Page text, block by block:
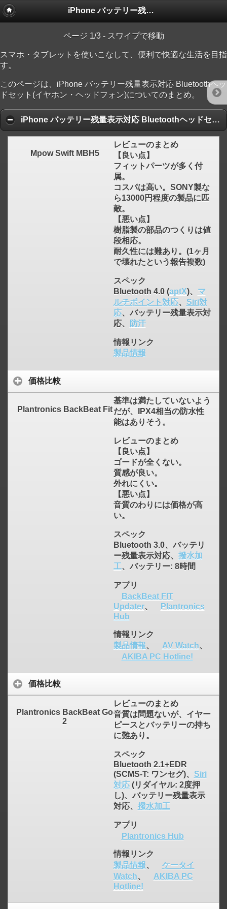
iPhone バッテリー残量表示対応 Bluetoothヘッドセット(イヤホン・ヘッドフォン)
ページ 1/3 - スワイプで移動
スマホ・タブレットを使いこなして、便利で快適な生活を目指
す。
このページは、iPhone バッテリー残量表示対応 Bluetoothヘッ
ドセット(イヤホン・ヘッドフォン)についてのまとめ。
iPhone バッテリー残量表示対応 Bluetoothヘッドセット(イヤホン・ヘッドフォン) 人気ランキング順
Mpow Swift MBH5
レビューのまとめ
【良い点】
フィットパーツが多く付
属。
コスパは高い。SONY製な
ら13000円程度の製品に匹
敵。
【悪い点】
樹脂製の部品のつくりは値
段相応。
耐久性には難あり。(1ヶ月
で壊れたという報告複数)
スペック
Bluetooth 4.0 (aptX)、 マ
ルチポイント対応、 Siri対
応、バッテリー残量表示対
応、
防汗
情報リンク
製品情報
価格比較
Plantronics BackBeat Fit
基準は満たしていないよう
だが、IPX4相当の防水性
能はありそう。
レビューのまとめ
【良い点】
ゴードが全くない。
質感が良い。
外れにくい。
【悪い点】
音質のわりには価格が高
い。
スペック
Bluetooth 3.0、バッテリ
ー残量表示対応、 撥水加
工、バッテリー: 8時間
アプリ
BackBeat FIT
Updater、
Plantronics
Hub
情報リンク
製品情報、 AV Watch、
AKIBA PC Hotline!
価格比較
Plantronics BackBeat Go
2
レビューのまとめ
音質は問題ないが、イヤー
ピースとバッテリーの持ち
に難あり。
スペック
Bluetooth 2.1+EDR
(SCMS-T: ワンセグ)、 Siri
対応(リダイヤル: 2度押
し)、バッテリー残量表示
対応、 撥水加工
アプリ
Plantronics Hub
情報リンク
製品情報、
ケータイ
Watch、
AKIBA PC
Hotline!
click to expand contents